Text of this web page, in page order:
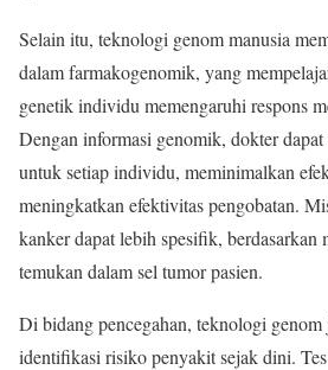
Selain itu, teknologi genom manusia
dalam farmakogenomik, yang
genetik individu memengaruhi respons
Dengan informasi genomik, dokter dapat
untuk setiap individu, meminimalkan
meningkatkan efektivitas pengobatan.
kanker dapat lebih spesifik, berdasarkan
temukan dalam sel tumor pasien.
Di bidang pencegahan, teknologi
identifikasi risiko penyakit sejak dini.